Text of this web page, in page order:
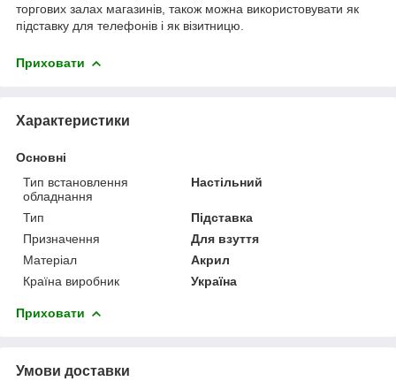
торгових залах магазинів, також можна використовувати як
підставку для телефонів і як візитницю.
Приховати
Характеристики
Основні
Тип встановлення
обладнання
Настільний
Тип
Підставка
Призначення
Для взуття
Матеріал
Акрил
Країна виробник
Україна
Приховати
Умови доставки